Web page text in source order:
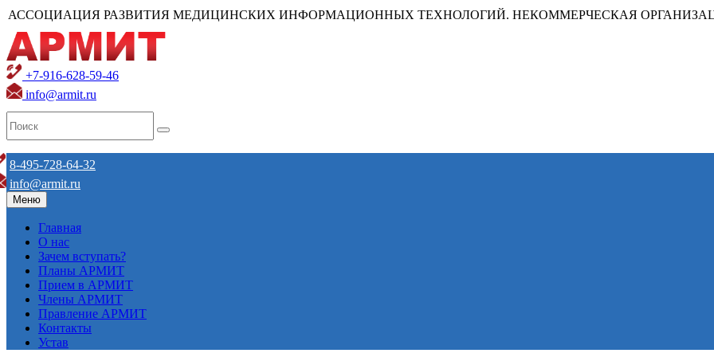
АССОЦИАЦИЯ РАЗВИТИЯ МЕДИЦИНСКИХ ИНФОРМАЦИОННЫХ ТЕХНОЛОГИЙ. НЕКОММЕРЧЕСКАЯ
+7-916-628-59-46
info@armit.ru
8-495-728-64-32
info@armit.ru
Меню
Главная
О нас
Зачем вступать?
Планы АРМИТ
Прием в АРМИТ
Члены АРМИТ
Правление АРМИТ
Контакты
Устав